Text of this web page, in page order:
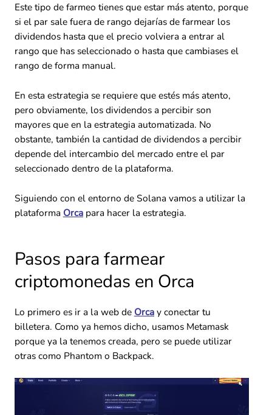
Este tipo de farmeo tienes que estar más atento, porque
si el par sale fuera de rango dejarías de farmear los
dividendos hasta que el precio volviera a entrar al
rango que has seleccionado o hasta que cambiases el
rango de forma manual.
En esta estrategia se requiere que estés más atento,
pero obviamente, los dividendos a percibir son
mayores que en la estrategia automatizada. No
obstante, también la cantidad de dividendos a percibir
depende del intercambio del mercado entre el par
seleccionado dentro de la plataforma.
Siguiendo con el entorno de Solana vamos a utilizar la
plataforma Orcapara hacer la estrategia.
Pasos para farmear
criptomonedas en Orca
Lo primero es ir a la web de Orcay conectar tu
billetera. Como ya hemos dicho, usamos Metamask
porque ya la tenemos creada, pero se puede utilizar
otras como Phantom o Backpack.